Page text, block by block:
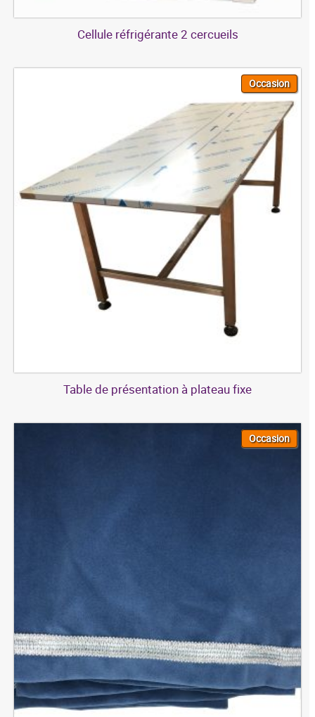
Cellule réfrigérante 2 cercueils
Occasion
Table de présentation à plateau fixe
Occasion